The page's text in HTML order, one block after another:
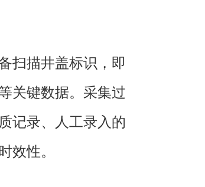
扫描井盖标识，即
关键数据。采集过
记录、人工录入的
效性。